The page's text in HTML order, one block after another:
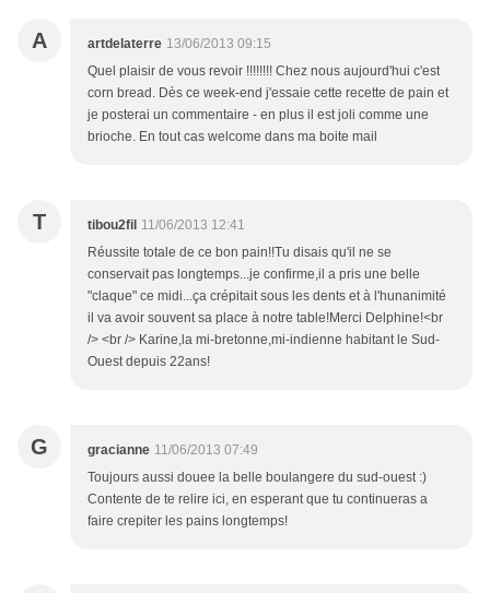
A artdelaterre 13/06/2013 09:15
Quel plaisir de vous revoir !!!!!!!! Chez nous aujourd'hui c'est
corn bread. Dès ce week-end j'essaie cette recette de pain et
je posterai un commentaire - en plus il est joli comme une
brioche. En tout cas welcome dans ma boite mail
T tibou2fil 11/06/2013 12:41
Réussite totale de ce bon pain!!Tu disais qu'il ne se
conservait pas longtemps...je confirme,il a pris une belle
"claque" ce midi...ça crépitait sous les dents et à l'hunanimité
il va avoir souvent sa place à notre table!Merci Delphine!<br
/> <br /> Karine,la mi-bretonne,mi-indienne habitant le Sud-
Ouest depuis 22ans!
G gracianne 11/06/2013 07:49
Toujours aussi douee la belle boulangere du sud-ouest :)
Contente de te relire ici, en esperant que tu continueras a
faire crepiter les pains longtemps!